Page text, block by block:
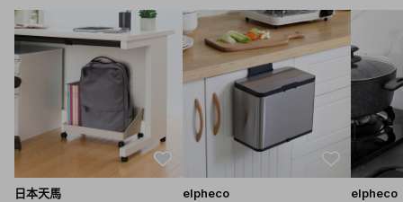
日本天馬
elpheco
elpheco